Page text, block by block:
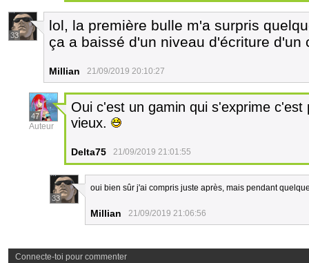
33
lol, la première bulle m'a surpris
ça a baissé d'un niveau d'écriture d'un
Millian 21/09/2019 20:10:27
47
Auteur
Oui c'est un gamin qui s'exprime
vieux.
Delta75 21/09/2019 21:01:55
33
oui bien sûr j'ai compris juste après, mais pendant
Millian 21/09/2019 21:06:56
Connecte-toi pour commenter